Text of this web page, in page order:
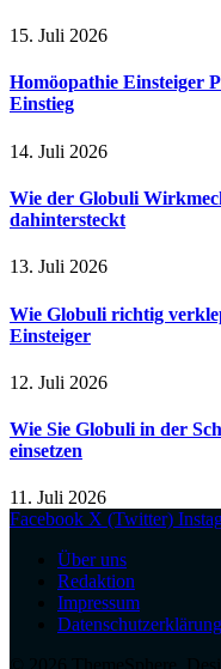
15. Juli 2026
Homöopathie Einsteiger
Einstieg
14. Juli 2026
Wie der Globuli
dahintersteckt
13. Juli 2026
Wie Globuli richtig
Einsteiger
12. Juli 2026
Wie Sie Globuli in der
einsetzen
11. Juli 2026
Facebook X (Twitter)
Über uns
Redaktion
Impressum
Datenschutzerklärung